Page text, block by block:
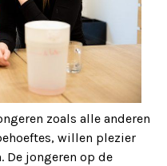
zoals alle anderen
willen plezier
De jongeren op de